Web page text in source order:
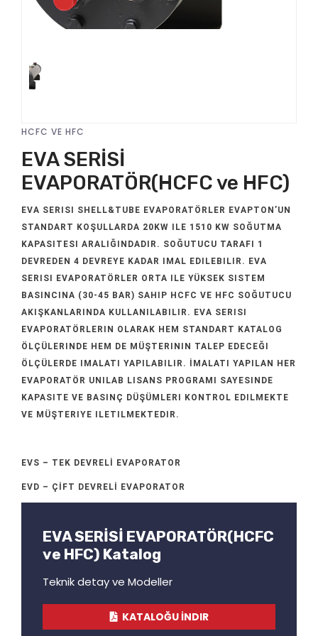
HCFC VE HFC
EVA SERİSİ
EVAPORATÖR(HCFC ve HFC)
EVA SERISI SHELL&TUBE EVAPORATÖRLER EVAPTON’UN
STANDART KOŞULLARDA 20KW ILE 1510 KW SOĞUTMA
KAPASITESI ARALIĞINDADIR. SOĞUTUCU TARAFI 1
DEVREDEN 4 DEVREYE KADAR IMAL EDILEBILIR. EVA
SERISI EVAPORATÖRLER ORTA ILE YÜKSEK SISTEM
BASINCINA (30-45 BAR) SAHIP HCFC VE HFC SOĞUTUCU
AKIŞKANLARINDA KULLANILABILIR. EVA SERISI
EVAPORATÖRLERIN OLARAK HEM STANDART KATALOG
ÖLÇÜLERINDE HEM DE MÜŞTERININ TALEP EDECEĞI
ÖLÇÜLERDE IMALATI YAPILABILIR. İMALATI YAPILAN HER
EVAPORATÖR UNILAB LISANS PROGRAMI SAYESINDE
KAPASITE VE BASINÇ DÜŞÜMLERI KONTROL EDILMEKTE
VE MÜŞTERIYE ILETILMEKTEDIR.
EVS – TEK DEVRELİ EVAPORATOR
EVD – ÇİFT DEVRELİ EVAPORATOR
EVA SERİSİ EVAPORATÖR(HCFC
ve HFC) Katalog
Teknik detay ve Modeller
KATALOĞU İNDIR